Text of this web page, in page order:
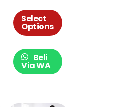
Select
Options
Beli
Via WA